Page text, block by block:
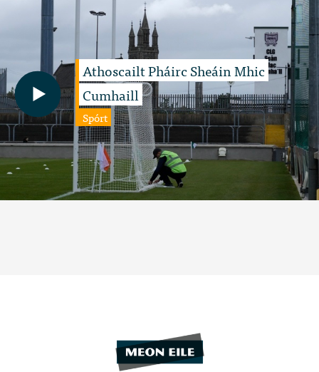
Athoscailt Pháirc Sheáin Mhic
Cumhaill
Spórt